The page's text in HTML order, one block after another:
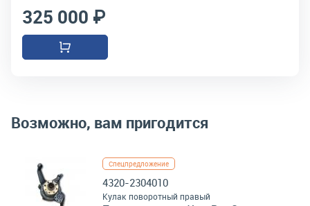
325 000 ₽
Возможно, вам пригодится
Спецпредложение
4320-2304010
Кулак поворотный правый